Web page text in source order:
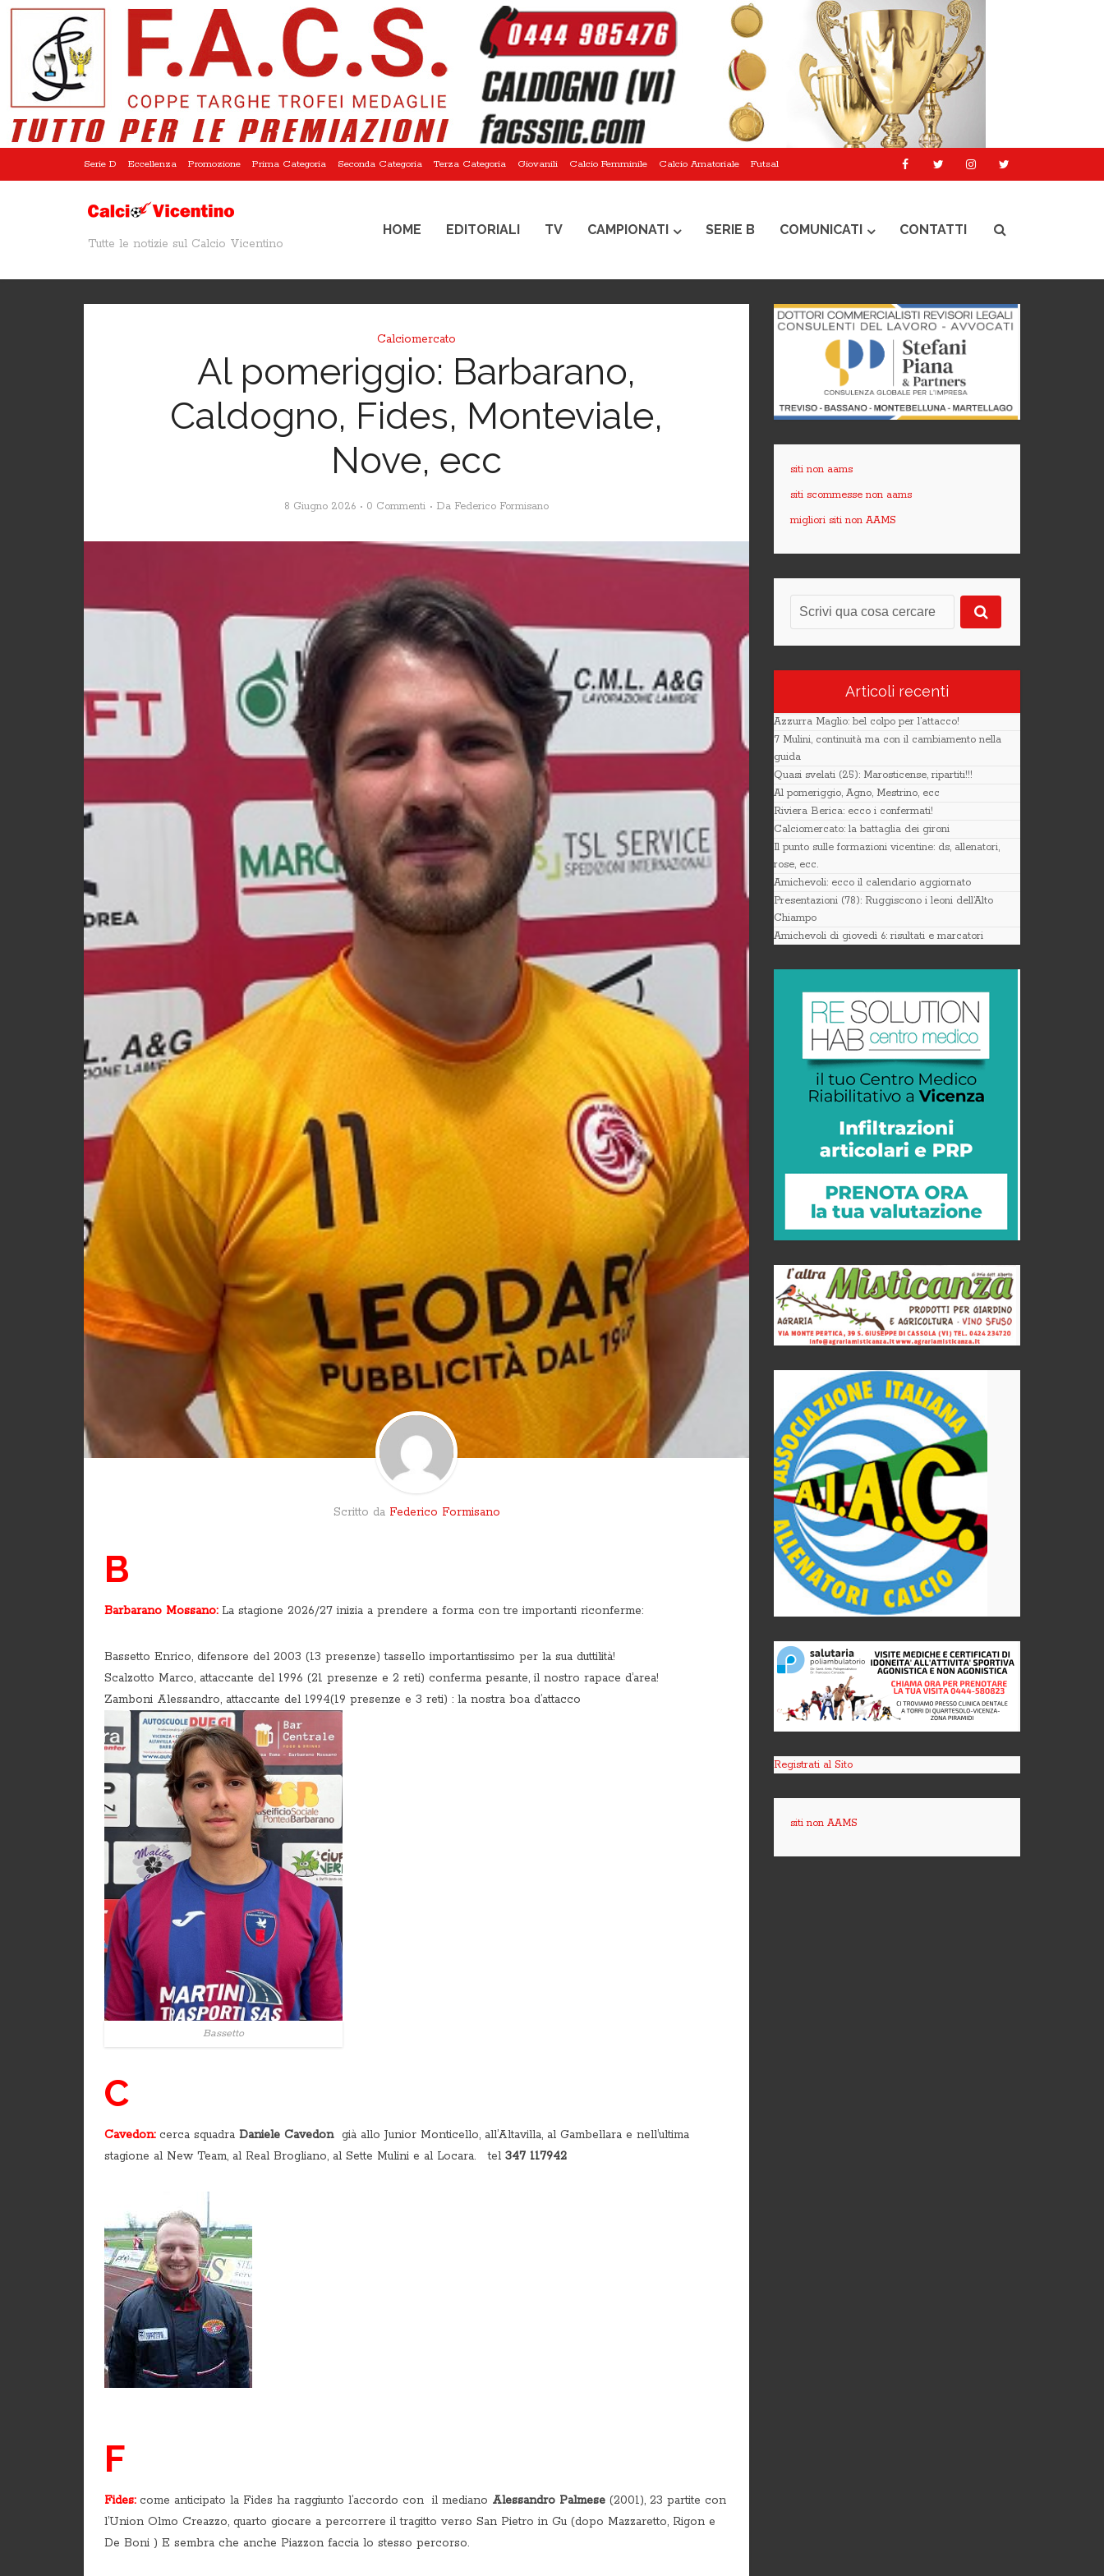
Serie D Eccellenza Promozione Prima Categoria Seconda Categoria Terza Categoria Giovanili Calcio Femminile Calcio Amatoriale Futsal
Tutte le notizie sul Calcio Vicentino
HOME EDITORIALI TV CAMPIONATI SERIE B COMUNICATI CONTATTI
Calciomercato
Al pomeriggio: Barbarano,
Caldogno, Fides, Monteviale,
Nove, ecc
8 Giugno 2026 0 Commenti Da Federico Formisano
Scritto da Federico Formisano
B
Barbarano Mossano: La stagione 2026/27 inizia a prendere a forma con tre importanti riconferme:
Bassetto Enrico, difensore del 2003 (13 presenze) tassello importantissimo per la sua duttilità!
Scalzotto Marco, attaccante del 1996 (21 presenze e 2 reti) conferma pesante, il nostro rapace d’area!
Zamboni Alessandro, attaccante del 1994(19 presenze e 3 reti) : la nostra boa d’attacco
Bassetto
C
Cavedon: cerca squadra Daniele Cavedongià allo Junior Monticello, all’Altavilla, al Gambellara e nell’ultima
stagione al New Team, al Real Brogliano, al Sette Mulini e al Locara. tel 347 117942
F
Fides:come anticipato la Fides ha raggiunto l’accordo con il mediano Alessandro Palmese (2001), 23 partite con
l’Union Olmo Creazzo, quarto giocare a percorrere il tragitto verso San Pietro in Gu (dopo Mazzaretto, Rigon e
De Boni ) E sembra che anche Piazzon faccia lo stesso percorso.
siti non aams
siti scommesse non aams
migliori siti non AAMS
Articoli recenti
Azzurra Maglio: bel colpo per l’attacco!
7 Mulini, continuità ma con il cambiamento nella
guida
Quasi svelati (25): Marosticense, ripartiti!!!
Al pomeriggio, Agno, Mestrino, ecc
Riviera Berica: ecco i confermati!
Calciomercato: la battaglia dei gironi
Il punto sulle formazioni vicentine: ds, allenatori,
rose, ecc.
Amichevoli: ecco il calendario aggiornato
Presentazioni (78): Ruggiscono i leoni dell’Alto
Chiampo
Amichevoli di giovedì 6: risultati e marcatori
Registrati al Sito
siti non AAMS